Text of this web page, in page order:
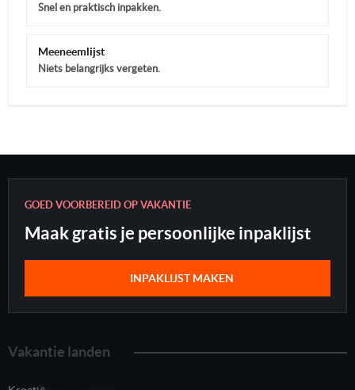
Snel en praktisch inpakken.
Meeneemlijst
Niets belangrijks vergeten.
GOED VOORBEREID OP VAKANTIE
Maak gratis je persoonlijke inpaklijst
INPAKLIJST MAKEN
Vakantie landen